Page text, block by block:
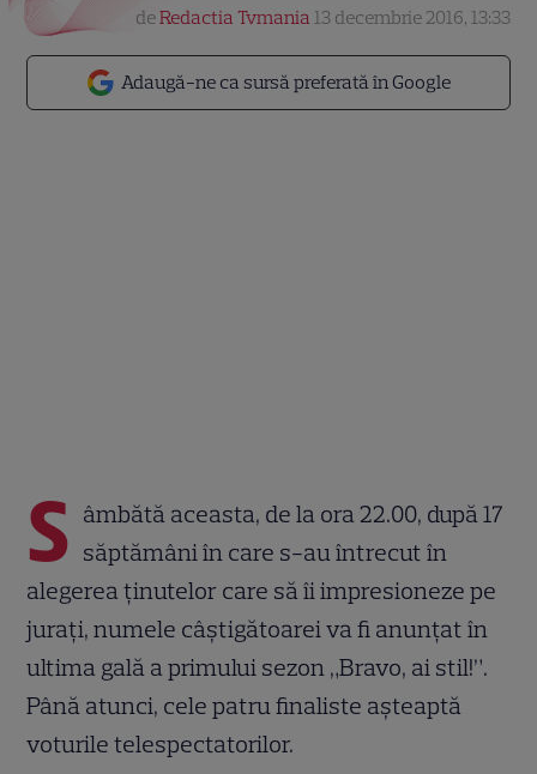
Adaugă-ne ca sursă preferată în Google
deRedactia Tvmania 13 decembrie 2016, 13:33
S âmbătă aceasta, de la ora 22.00, după 17
săptămâni în care s-au întrecut în
alegerea ținutelor care să îi impresioneze pe
jurați, numele câștigătoarei va fi anunțat în
ultima gală a primului sezon „Bravo, ai stil!”.
Până atunci, cele patru finaliste așteaptă
voturile telespectatorilor.